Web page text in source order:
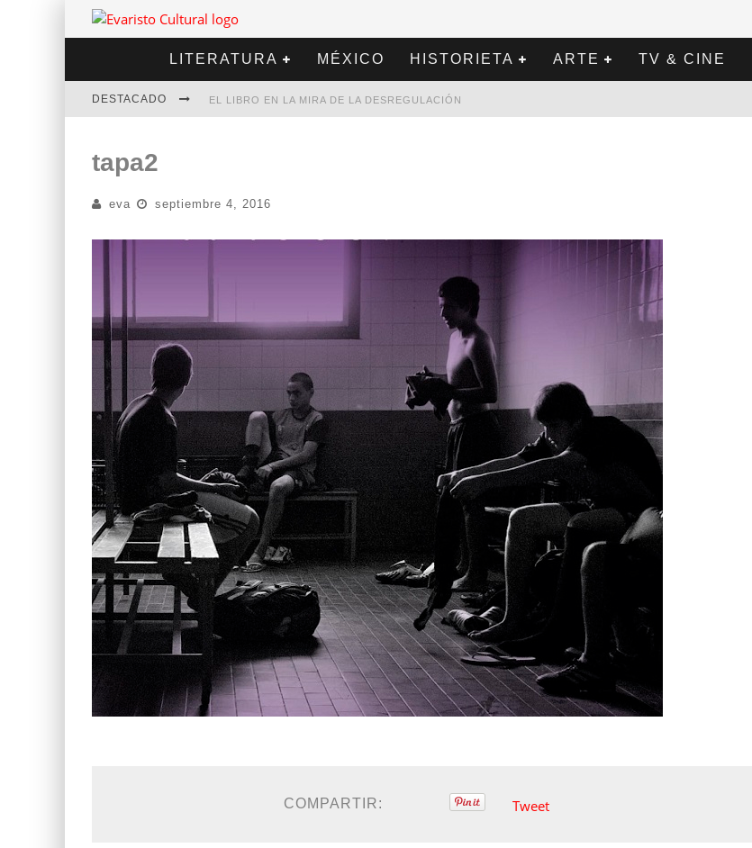
LITERATURA MÉXICO HISTORIETA ARTE TV & CINE
DESTACADO EL LIBRO EN LA MIRA DE LA DESREGULACIÓN
ALEJANDRA CORREA | LA NIEVE
tapa2
eva septiembre 4, 2016
COMPARTIR: Tweet